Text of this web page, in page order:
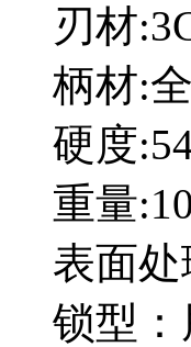
刃材
柄材:
硬度
重量
表面
锁型：